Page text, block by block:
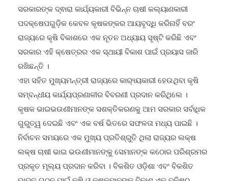
ସରକାରଙ୍କ ଦ୍ଵାରା କାର୍ଯ୍ୟକାରୀ ବିଭିନ୍ନ ଚାଷୀ କଲ୍ୟାଣକାରୀ
ପଦକ୍ଷେପଗୁଡ଼ିକ କେବଳ କୃଷକଙ୍କର ଆୟବୃଦ୍ଧି କରିନାହିଁ ବରଂ
ରାଜ୍ୟରେ କୃଷି ବିକାଶରେ ଏକ ନୂତନ ଅଧ୍ୟାୟ ସୃଷ୍ଟି କରିଛି ଏବଂ
ସରକାର ଏହି କ୍ଷେତ୍ରର ଏକ ସ୍ଥାୟୀ ବିକାଶ ପାଇଁ ପ୍ରୟାସ ଜାରି
ରଖିଛନ୍ତି ।
ଏହା ସହିତ ମୁଖ୍ୟମନ୍ତ୍ରୀ ରାଜ୍ୟରେ କାର‌୍ୟ୍ୟକାରୀ ହେଉଥିବା କୃଷି
ସମ୍ବନ୍ଧୀୟ କାର୍ଯ୍ୟପ୍ରଣାଳୀର ବିବରଣୀ ପ୍ରଦାନ କରିଥିଲେ ।
କୃଷକ ଭାଇଭଉଣୀମାନଙ୍କ ସଶକ୍ତିକରଣକୁ ଆମ ସରକାର ସର୍ବାଧିକ
ଗୁରୁତ୍ୱ ଦେଇଛି ଏବଂ ଏକ ବର୍ଷ ଭିତରେ ସଫଳତା ମଧ୍ୟ ପାଇଛି ।
ନିର୍ବାଚନ ସମୟରେ ଏକ ମୁଖ୍ୟ ପ୍ରତିଶ୍ରୁତି ଥିଲା ରାଜ୍ୟର ଲକ୍ଷ
ଲକ୍ଷ ଚାଷୀ ଭାଇ ଭଉଣୀମାନଙ୍କୁ ସେମାନଙ୍କ କଠୋର ପରିଶ୍ରମର
ପ୍ରକୃତ ମୂଲ୍ୟ ପ୍ରଦାନ କରିବା । ବିକଶିତ ଓଡ଼ିଶା ଏବଂ ବିକଶିତ